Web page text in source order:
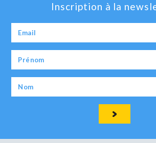
Inscription à la